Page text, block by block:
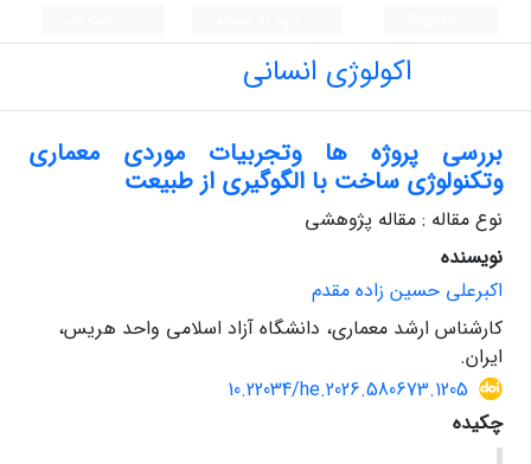
اکولوژی انسانی
بررسی پروژه ها وتجربیات موردی معماری
وتکنولوژی ساخت با الگوگیری از طبیعت
نوع مقاله : مقاله پژوهشی
نویسنده
اکبرعلی حسین زاده مقدم
کارشناس ارشد معماری، دانشگاه آزاد اسلامی واحد هریس،
ایران.
10.22034/he.2026.580673.1205
چکیده